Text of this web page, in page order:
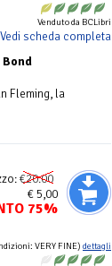
Venduto da BCLibri
scheda completa
Bond
Fleming, la
€20.00
€ 5,00
75%
VERY FINE) dettagli